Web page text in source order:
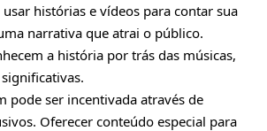
histórias e vídeos para contar sua
narrativa que atrai o público.
a história por trás das músicas,
pode ser incentivada através de
Oferecer conteúdo especial para